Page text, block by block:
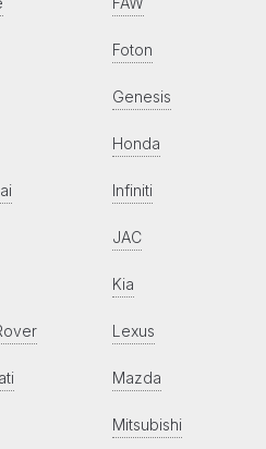
Foton
Genesis
Honda
Infiniti
JAC
Kia
Lexus
Mazda
Mitsubishi